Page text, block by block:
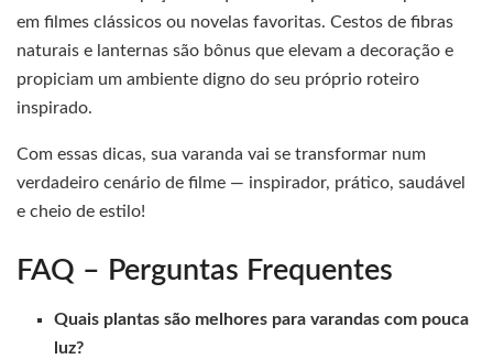
em filmes clássicos ou novelas favoritas. Cestos de fibras
naturais e lanternas são bônus que elevam a decoração e
propiciam um ambiente digno do seu próprio roteiro
inspirado.
Com essas dicas, sua varanda vai se transformar num
verdadeiro cenário de filme — inspirador, prático, saudável
e cheio de estilo!
FAQ – Perguntas Frequentes
Quais plantas são melhores para varandas com pouca
luz?